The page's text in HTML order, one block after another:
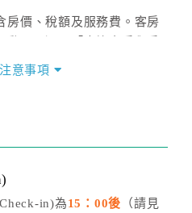
房價、稅額及服務費。客房
為次日計算及辦理。
意事項
in)為15：00後 （請見